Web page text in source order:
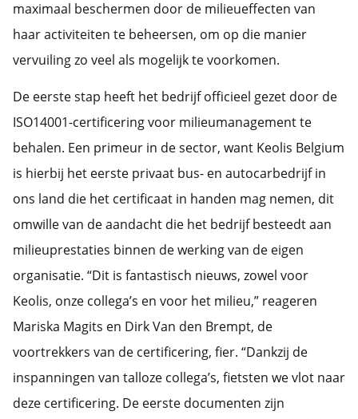
maximaal beschermen door de milieueffecten van
haar activiteiten te beheersen, om op die manier
vervuiling zo veel als mogelijk te voorkomen.
De eerste stap heeft het bedrijf officieel gezet door de
ISO14001-certificering voor milieumanagement te
behalen. Een primeur in de sector, want Keolis Belgium
is hierbij het eerste privaat bus- en autocarbedrijf in
ons land die het certificaat in handen mag nemen, dit
omwille van de aandacht die het bedrijf besteedt aan
milieuprestaties binnen de werking van de eigen
organisatie. “Dit is fantastisch nieuws, zowel voor
Keolis, onze collega’s en voor het milieu,” reageren
Mariska Magits en Dirk Van den Brempt, de
voortrekkers van de certificering, fier. “Dankzij de
inspanningen van talloze collega’s, fietsten we vlot naar
deze certificering. De eerste documenten zijn